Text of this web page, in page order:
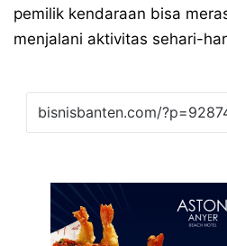
pemilik kendaraan bisa
menjalani aktivitas sehari-